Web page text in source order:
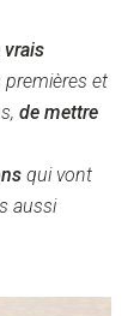
vrais
premières et
de mettre
qui vont
aussi